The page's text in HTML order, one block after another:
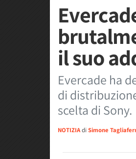
il suo
Evercade ha
di
scelta di Sony.
NOTIZIAdi Simone